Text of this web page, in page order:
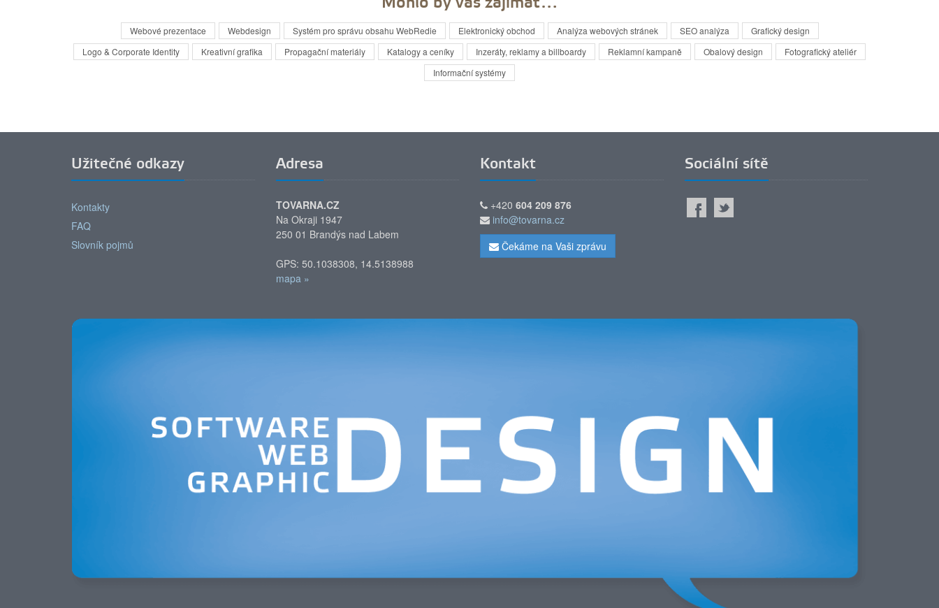
Webové prezentace Webdesign Systém pro správu obsahu WebRedie Elektronický obchod Analýza webových stránek SEO analýza
Grafický design
Logo & Corporate Identity
Kreativní grafika Propagační materiály Katalogy a ceníky Inzeráty, reklamy a billboardy Reklamní kampaně Obalový design
Fotografický ateliér
Informační systémy
Užitečné odkazy
Kontakty
FAQ
Slovník pojmů
Adresa
TOVARNA.CZ
Na Okraji 1947
250 01 Brandýs nad Labem
GPS: 50.1038308, 14.5138988
mapa »
Kontakt
+420 604 209 876
info@tovarna.cz
Čekáme na Vaši zprávu
Sociální sítě